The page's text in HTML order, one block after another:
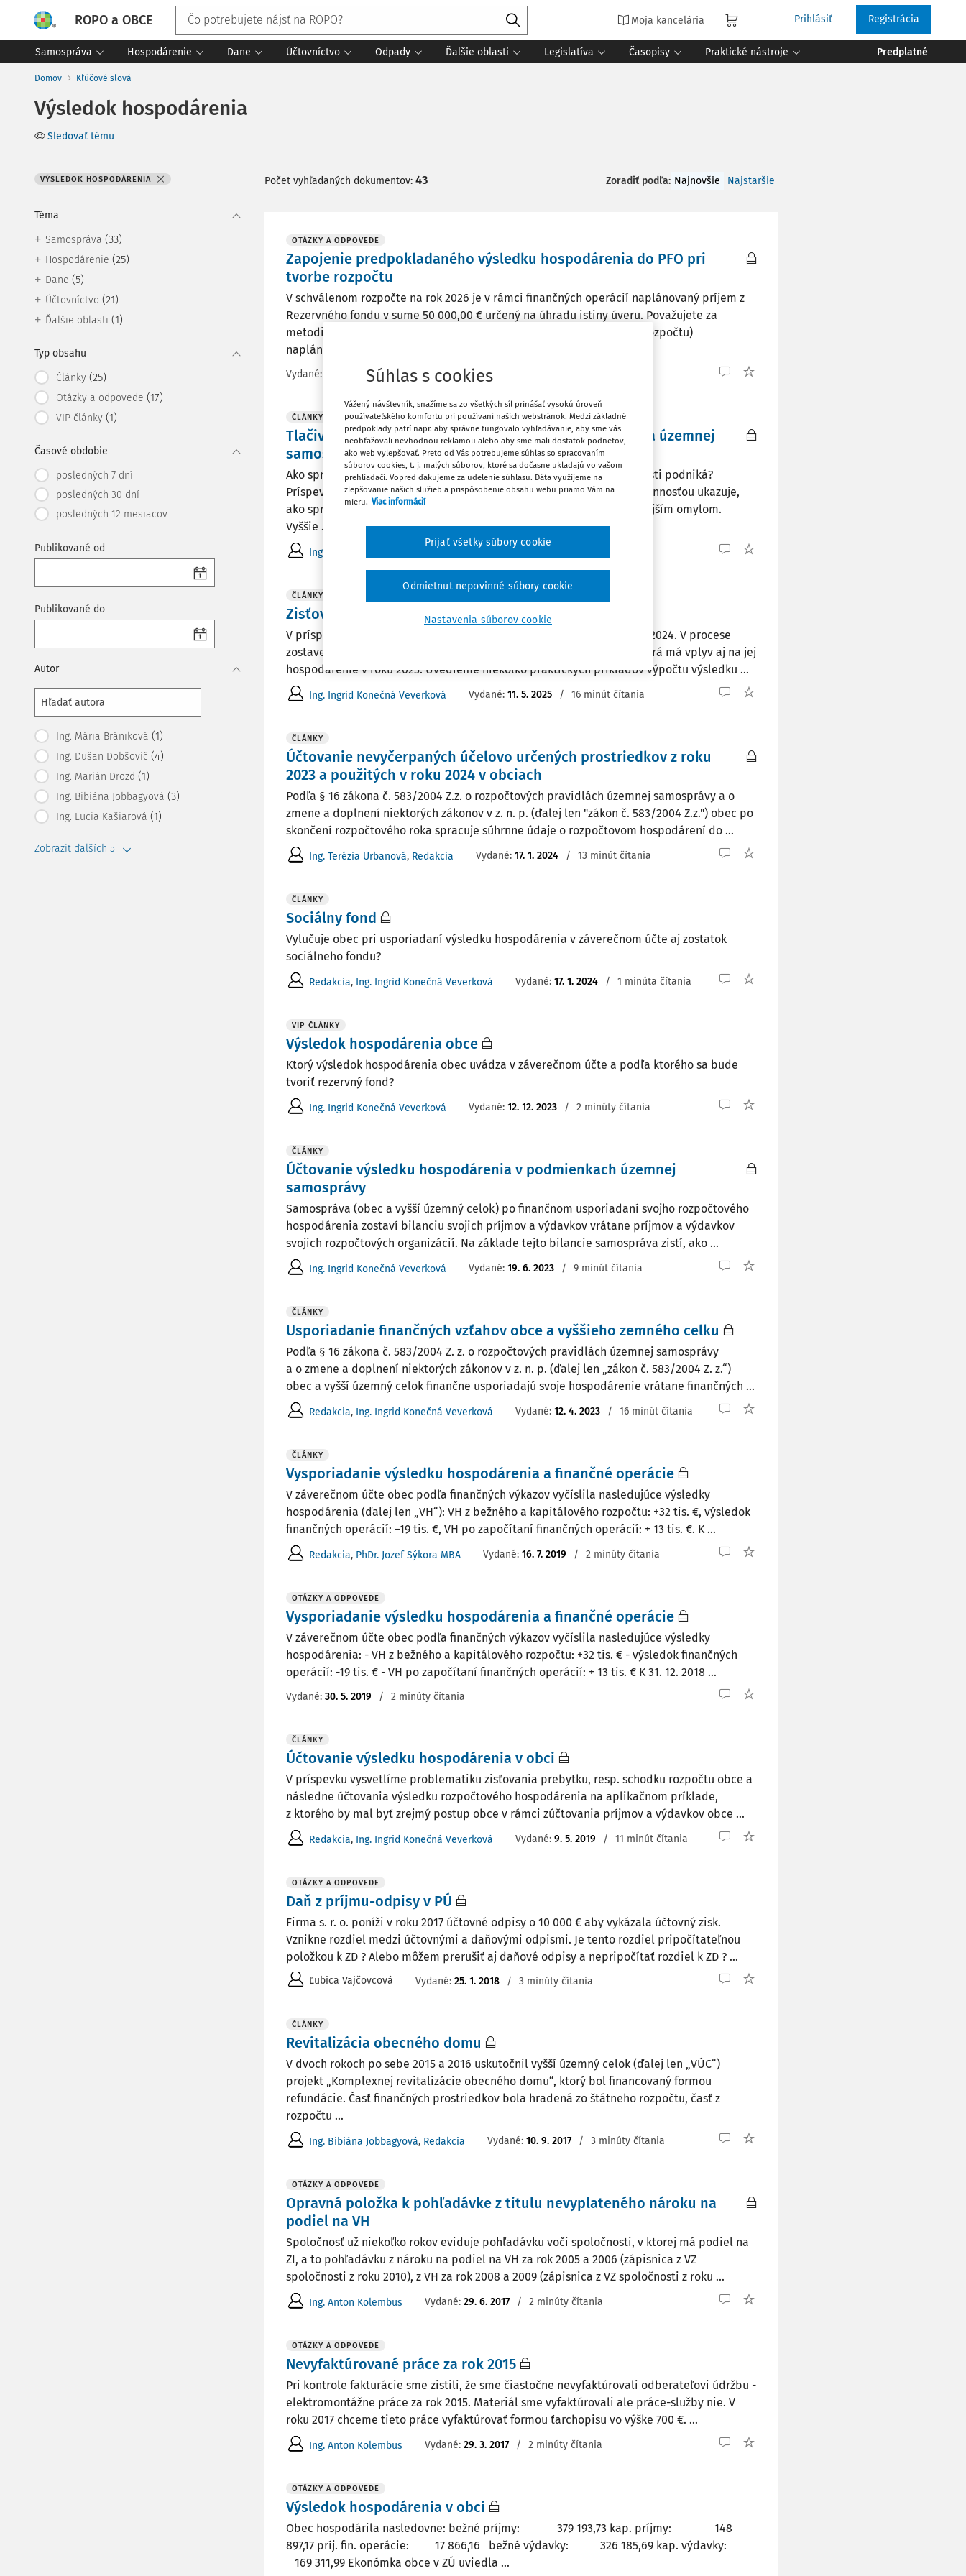
ROPO a OBCE Moja kancelária Prihlásiť Registrácia
Samospráva Hospodárenie Dane Účtovníctvo Odpady Ďalšie oblasti Legislatíva Časopisy Praktické nástroje Predplatné
Domov Kľúčové slová
Výsledok hospodárenia
Sledovať tému
VÝSLEDOK HOSPODÁRENIA
Téma
Samospráva (33)
Hospodárenie (25)
Dane (5)
Účtovníctvo (21)
Ďalšie oblasti (1)
Typ obsahu
Články (25)
Otázky a odpovede (17)
VIP články (1)
Časové obdobie
posledných 7 dní
posledných 30 dní
posledných 12 mesiacov
Publikované od
Publikované do
Autor
Ing. Mária Brániková (1)
Ing. Dušan Dobšovič (4)
Ing. Marián Drozd (1)
Ing. Bibiána Jobbagyová (3)
Ing. Lucia Kašiarová (1)
Zobraziť ďalších 5
Počet vyhľadaných dokumentov: 43 Zoradiť podľa: Najnovšie Najstaršie
OTÁZKY A ODPOVEDE
Zapojenie predpokladaného výsledku hospodárenia do PFO pri
tvorbe rozpočtu
V schválenom rozpočte na rok 2026 je v rámci finančných operácií naplánovaný príjem z
Rezervného fondu v sume 50 000,00 € určený na úhradu istiny úveru. Považujete za
metodicky správne a transparentné, ak sa v októbri 2025 (pri tvorbe rozpočtu)
naplánovala ...
Vydané: 17. 6. 2026 / 1 minúta čítania
ČLÁNKY
Tlačivo daňového priznania subjektov verejnej správy a územnej
samosprávy za rok 2025
Ako správne vyplniť daňové priznanie obce, ktorá popri hlavnej činnosti podniká?
Príspevok na konkrétnom príklade obce s hlavnou a podnikateľskou činnosťou ukazuje,
ako správne vyplniť daňové priznanie za rok 2025 a vyhnúť sa najčastejším omylom.
Vyššie ...
Ing. Mária Brániková Vydané: 5. 2. 2026 /
ČLÁNKY
Zisťovanie výsledku hospodárenia obce za rok 2024
V príspevku sa venujeme výpočtu výsledku hospodárenia obce za rok 2024. V procese
zostavenia záverečného účtu ide o najdôležitejšiu povinnosť obce, ktorá má vplyv aj na jej
hospodárenie v roku 2025. Uvedieme niekoľko praktických príkladov výpočtu výsledku ...
Ing. Ingrid Konečná Veverková Vydané: 11. 5. 2025 / 16 minút čítania
ČLÁNKY
Účtovanie nevyčerpaných účelovo určených prostriedkov z roku
2023 a použitých v roku 2024 v obciach
Podľa § 16 zákona č. 583/2004 Z.z. o rozpočtových pravidlách územnej samosprávy a o
zmene a doplnení niektorých zákonov v z. n. p. (ďalej len "zákon č. 583/2004 Z.z.") obec po
skončení rozpočtového roka spracuje súhrnne údaje o rozpočtovom hospodárení do ...
Ing. Terézia Urbanová, Redakcia Vydané: 17. 1. 2024 / 13 minút čítania
ČLÁNKY
Sociálny fond
Vylučuje obec pri usporiadaní výsledku hospodárenia v záverečnom účte aj zostatok
sociálneho fondu?
Redakcia, Ing. Ingrid Konečná Veverková Vydané: 17. 1. 2024 / 1 minúta čítania
VIP ČLÁNKY
Výsledok hospodárenia obce
Ktorý výsledok hospodárenia obec uvádza v záverečnom účte a podľa ktorého sa bude
tvoriť rezervný fond?
Ing. Ingrid Konečná Veverková Vydané: 12. 12. 2023 / 2 minúty čítania
ČLÁNKY
Účtovanie výsledku hospodárenia v podmienkach územnej
samosprávy
Samospráva (obec a vyšší územný celok) po finančnom usporiadaní svojho rozpočtového
hospodárenia zostaví bilanciu svojich príjmov a výdavkov vrátane príjmov a výdavkov
svojich rozpočtových organizácií. Na základe tejto bilancie samospráva zistí, ako ...
Ing. Ingrid Konečná Veverková Vydané: 19. 6. 2023 / 9 minút čítania
ČLÁNKY
Usporiadanie finančných vzťahov obce a vyššieho zemného celku
Podľa § 16 zákona č. 583/2004 Z. z. o rozpočtových pravidlách územnej samosprávy
a o zmene a doplnení niektorých zákonov v z. n. p. (ďalej len „zákon č. 583/2004 Z. z.“)
obec a vyšší územný celok finančne usporiadajú svoje hospodárenie vrátane finančných ...
Redakcia, Ing. Ingrid Konečná Veverková Vydané: 12. 4. 2023 / 16 minút čítania
ČLÁNKY
Vysporiadanie výsledku hospodárenia a finančné operácie
V záverečnom účte obec podľa finančných výkazov vyčíslila nasledujúce výsledky
hospodárenia (ďalej len „VH“): VH z bežného a kapitálového rozpočtu: +32 tis. €, výsledok
finančných operácií: –19 tis. €, VH po započítaní finančných operácií: + 13 tis. €. K ...
Redakcia, PhDr. Jozef Sýkora MBA Vydané: 16. 7. 2019 / 2 minúty čítania
OTÁZKY A ODPOVEDE
Vysporiadanie výsledku hospodárenia a finančné operácie
V záverečnom účte obec podľa finančných výkazov vyčíslila nasledujúce výsledky
hospodárenia: - VH z bežného a kapitálového rozpočtu: +32 tis. € - výsledok finančných
operácií: -19 tis. € - VH po započítaní finančných operácií: + 13 tis. € K 31. 12. 2018 ...
Vydané: 30. 5. 2019 / 2 minúty čítania
ČLÁNKY
Účtovanie výsledku hospodárenia v obci
V príspevku vysvetlíme problematiku zisťovania prebytku, resp. schodku rozpočtu obce a
následne účtovania výsledku rozpočtového hospodárenia na aplikačnom príklade,
z ktorého by mal byť zrejmý postup obce v rámci zúčtovania príjmov a výdavkov obce ...
Redakcia, Ing. Ingrid Konečná Veverková Vydané: 9. 5. 2019 / 11 minút čítania
OTÁZKY A ODPOVEDE
Daň z príjmu-odpisy v PÚ
Firma s. r. o. poníži v roku 2017 účtovné odpisy o 10 000 € aby vykázala účtovný zisk.
Vznikne rozdiel medzi účtovnými a daňovými odpismi. Je tento rozdiel pripočítateľnou
položkou k ZD ? Alebo môžem prerušiť aj daňové odpisy a nepripočítať rozdiel k ZD ? ...
Ľubica Vajčovcová Vydané: 25. 1. 2018 / 3 minúty čítania
ČLÁNKY
Revitalizácia obecného domu
V dvoch rokoch po sebe 2015 a 2016 uskutočnil vyšší územný celok (ďalej len „VÚC“)
projekt „Komplexnej revitalizácie obecného domu“, ktorý bol financovaný formou
refundácie. Časť finančných prostriedkov bola hradená zo štátneho rozpočtu, časť z
rozpočtu ...
Ing. Bibiána Jobbagyová, Redakcia Vydané: 10. 9. 2017 / 3 minúty čítania
OTÁZKY A ODPOVEDE
Opravná položka k pohľadávke z titulu nevyplateného nároku na
podiel na VH
Spoločnosť už niekoľko rokov eviduje pohľadávku voči spoločnosti, v ktorej má podiel na
ZI, a to pohľadávku z nároku na podiel na VH za rok 2005 a 2006 (zápisnica z VZ
spoločnosti z roku 2010), z VH za rok 2008 a 2009 (zápisnica z VZ spoločnosti z roku ...
Ing. Anton Kolembus Vydané: 29. 6. 2017 / 2 minúty čítania
OTÁZKY A ODPOVEDE
Nevyfaktúrované práce za rok 2015
Pri kontrole fakturácie sme zistili, že sme čiastočne nevyfaktúrovali odberateľovi údržbu -
elektromontážne práce za rok 2015. Materiál sme vyfaktúrovali ale práce-služby nie. V
roku 2017 chceme tieto práce vyfaktúrovať formou ťarchopisu vo výške 700 €. ...
Ing. Anton Kolembus Vydané: 29. 3. 2017 / 2 minúty čítania
OTÁZKY A ODPOVEDE
Výsledok hospodárenia v obci
Obec hospodárila nasledovne: bežné príjmy: 379 193,73 kap. príjmy: 148
897,17 príj. fin. operácie: 17 866,16 bežné výdavky: 326 185,69 kap. výdavky:
169 311,99 Ekonómka obce v ZÚ uviedla ...
Súhlas s cookies
Vážený návštevník, snažíme sa zo všetkých síl prinášať vysokú úroveň
používateľského komfortu pri používaní našich webstránok. Medzi základné
predpoklady patrí napr. aby správne fungovalo vyhľadávanie, aby sme vás
neobťažovali nevhodnou reklamou alebo aby sme mali dostatok podnetov,
ako web vylepšovať. Preto od Vás potrebujeme súhlas so spracovaním
súborov cookies, t. j. malých súborov, ktoré sa dočasne ukladajú vo vašom
prehliadači. Vopred ďakujeme za udelenie súhlasu. Dáta využijeme na
zlepšovanie našich služieb a prispôsobenie obsahu webu priamo Vám na
mieru. Viac informácií
Nastavenia súborov cookie
Odmietnut nepovinné súbory cookie
Prijať všetky súbory cookie